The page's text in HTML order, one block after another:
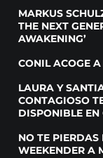
MARKUS
THE NEXT
AWAKENING’
CONIL ACOGE
LAURA Y
CONTAGIOSO
DISPONIBLE EN
NO TE PIERDAS
WEEKENDER A